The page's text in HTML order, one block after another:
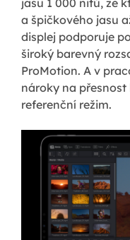
jasu 1 000 nitů, ze
a špičkového jasu
displej podporuje
široký barevný
ProMotion. A v
nároky na
referenční režim.